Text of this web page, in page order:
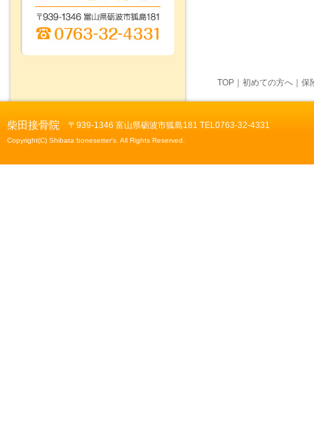
TOP 初めての方へ 保
柴田接骨院 〒939-1346 富山県砺波市狐島181 TEL0763-32-4331
Copyright(C) Shibata bonesetter's. All Rights Reserved.